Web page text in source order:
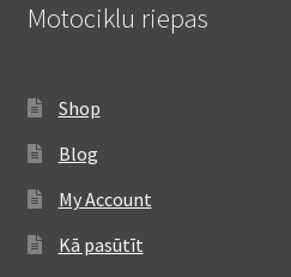
Motociklu riepas
Shop
Blog
My Account
Kā pasūtīt